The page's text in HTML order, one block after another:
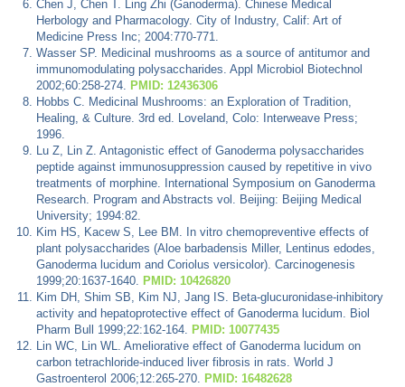
Chen J, Chen T. Ling Zhi (Ganoderma). Chinese Medical
Herbology and Pharmacology. City of Industry, Calif: Art of
Medicine Press Inc; 2004:770-771.
Wasser SP. Medicinal mushrooms as a source of antitumor and
immunomodulating polysaccharides. Appl Microbiol Biotechnol
2002;60:258-274. PMID: 12436306
Hobbs C. Medicinal Mushrooms: an Exploration of Tradition,
Healing, & Culture. 3rd ed. Loveland, Colo: Interweave Press;
1996.
Lu Z, Lin Z. Antagonistic effect of Ganoderma polysaccharides
peptide against immunosuppression caused by repetitive in vivo
treatments of morphine. International Symposium on Ganoderma
Research. Program and Abstracts vol. Beijing: Beijing Medical
University; 1994:82.
Kim HS, Kacew S, Lee BM. In vitro chemopreventive effects of
plant polysaccharides (Aloe barbadensis Miller, Lentinus edodes,
Ganoderma lucidum and Coriolus versicolor). Carcinogenesis
1999;20:1637-1640. PMID: 10426820
Kim DH, Shim SB, Kim NJ, Jang IS. Beta-glucuronidase-inhibitory
activity and hepatoprotective effect of Ganoderma lucidum. Biol
Pharm Bull 1999;22:162-164. PMID: 10077435
Lin WC, Lin WL. Ameliorative effect of Ganoderma lucidum on
carbon tetrachloride-induced liver fibrosis in rats. World J
Gastroenterol 2006;12:265-270. PMID: 16482628